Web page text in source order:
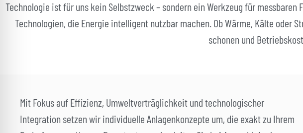
Technologie ist für uns kein Selbstzweck – sondern ein Werkzeug für
Technologien, die Energie intelligent nutzbar machen. Ob Wärme, Kälte oder
schonen und
Mit Fokus auf Effizienz, Umweltverträglichkeit und technologischer
Integration setzen wir individuelle Anlagenkonzepte um, die exakt zu Ihrem
sicherer Modus